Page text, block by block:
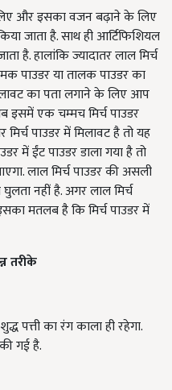
और इसका वजन बढ़ाने के लिए
जाता है. साथ ही आर्टिफिशियल
है. हालांकि ज्यादातर लाल मिर्च
पाउडर या तालक पाउडर का
का पता लगाने के लिए आप
इसमें एक चम्मच मिर्च पाउडर
पाउडर में मिलावट है तो यह
में ईंट पाउडर डाला गया है तो
लाल मिर्च पाउडर की असली
नहीं है. अगर लाल मिर्च
मतलब है कि मिर्च पाउडर में
तरीके
पत्ती का रंग काला ही रहेगा.
गई है.